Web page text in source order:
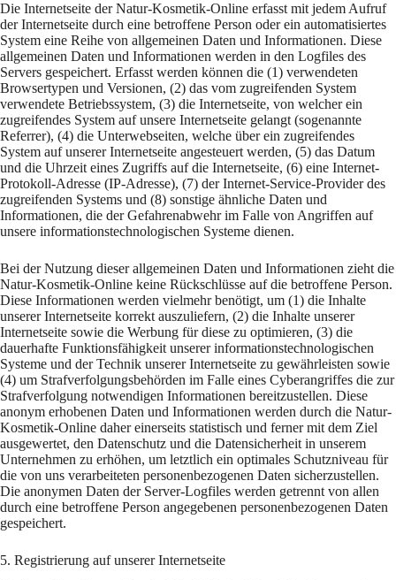
Die Internetseite der Natur-Kosmetik-Online erfasst mit jedem Aufruf
der Internetseite durch eine betroffene Person oder ein automatisiertes
System eine Reihe von allgemeinen Daten und Informationen. Diese
allgemeinen Daten und Informationen werden in den Logfiles des
Servers gespeichert. Erfasst werden können die (1) verwendeten
Browsertypen und Versionen, (2) das vom zugreifenden System
verwendete Betriebssystem, (3) die Internetseite, von welcher ein
zugreifendes System auf unsere Internetseite gelangt (sogenannte
Referrer), (4) die Unterwebseiten, welche über ein zugreifendes
System auf unserer Internetseite angesteuert werden, (5) das Datum
und die Uhrzeit eines Zugriffs auf die Internetseite, (6) eine Internet-
Protokoll-Adresse (IP-Adresse), (7) der Internet-Service-Provider des
zugreifenden Systems und (8) sonstige ähnliche Daten und
Informationen, die der Gefahrenabwehr im Falle von Angriffen auf
unsere informationstechnologischen Systeme dienen.
Bei der Nutzung dieser allgemeinen Daten und Informationen zieht die
Natur-Kosmetik-Online keine Rückschlüsse auf die betroffene Person.
Diese Informationen werden vielmehr benötigt, um (1) die Inhalte
unserer Internetseite korrekt auszuliefern, (2) die Inhalte unserer
Internetseite sowie die Werbung für diese zu optimieren, (3) die
dauerhafte Funktionsfähigkeit unserer informationstechnologischen
Systeme und der Technik unserer Internetseite zu gewährleisten sowie
(4) um Strafverfolgungsbehörden im Falle eines Cyberangriffes die zur
Strafverfolgung notwendigen Informationen bereitzustellen. Diese
anonym erhobenen Daten und Informationen werden durch die Natur-
Kosmetik-Online daher einerseits statistisch und ferner mit dem Ziel
ausgewertet, den Datenschutz und die Datensicherheit in unserem
Unternehmen zu erhöhen, um letztlich ein optimales Schutzniveau für
die von uns verarbeiteten personenbezogenen Daten sicherzustellen.
Die anonymen Daten der Server-Logfiles werden getrennt von allen
durch eine betroffene Person angegebenen personenbezogenen Daten
gespeichert.
5. Registrierung auf unserer Internetseite